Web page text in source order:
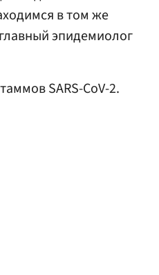
в том же
эпидемиолог
SARS-CoV-2.